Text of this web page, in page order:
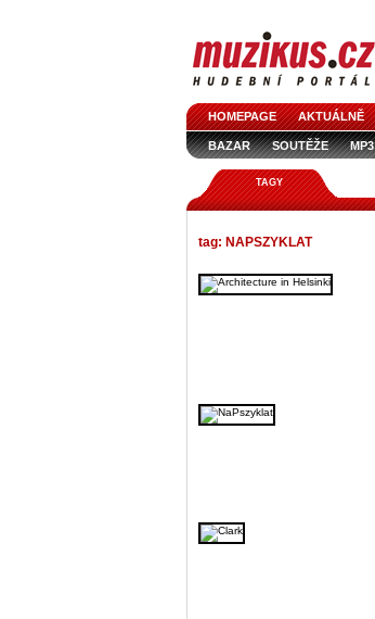
HOMEPAGE AKTUÁLNĚ
BAZAR SOUTĚŽE MP3
TAGY
tag: NAPSZYKLAT